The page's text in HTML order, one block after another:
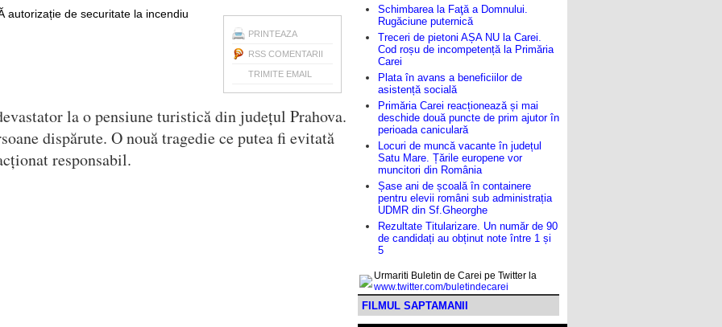
PRINTEAZA
RSS COMENTARII
TRIMITE EMAIL
la o pensiune turistică din județul Prahova.
dispărute. O nouă tragedie ce putea fi evitată
responsabil.
Schimbarea la Faţă a Domnului.
Rugăciune puternică
Treceri de pietoni AȘA NU la Carei.
Cod roșu de incompetență la Primăria
Carei
Plata în avans a beneficiilor de
asistență socială
Primăria Carei reacționează și mai
deschide două puncte de prim ajutor în
perioada caniculară
Locuri de muncă vacante în județul
Satu Mare. Țările europene vor
muncitori din România
Șase ani de școală în containere
pentru elevii români sub administrația
UDMR din Sf.Gheorghe
Rezultate Titularizare. Un număr de 90
de candidați au obținut note între 1 și
5
Urmariti Buletin de Carei pe Twitter la
www.twitter.com/buletindecarei
FILMUL SAPTAMANII